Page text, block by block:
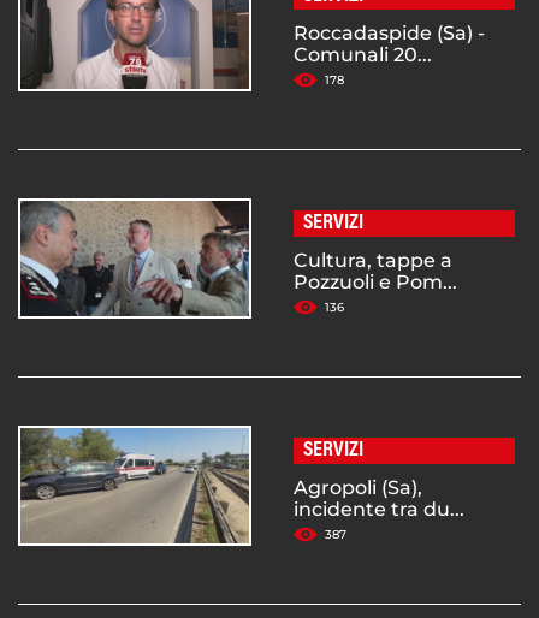
Roccadaspide (Sa) -
Comunali 20...
178
SERVIZI
Cultura, tappe a
Pozzuoli e Pom...
136
SERVIZI
Agropoli (Sa),
incidente tra du...
387